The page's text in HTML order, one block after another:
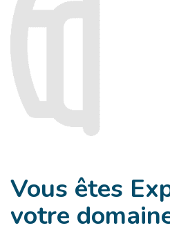
Vous êtes
votre